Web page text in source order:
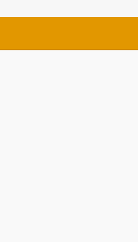
وايميل التقديم